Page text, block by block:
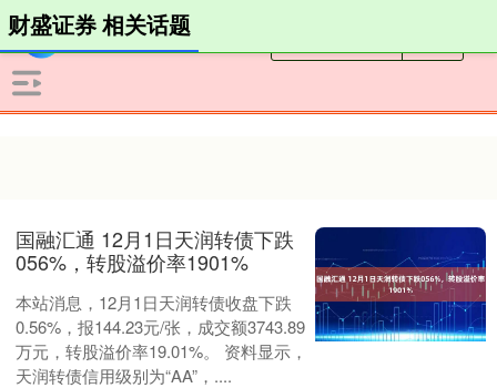
财盛证券 相关话题
国融汇通 12月1日天润转债下跌
056%，转股溢价率1901%
本站消息，12月1日天润转债收盘下跌
0.56%，报144.23元/张，成交额3743.89
万元，转股溢价率19.01%。 资料显示，
天润转债信用级别为“AA”，....